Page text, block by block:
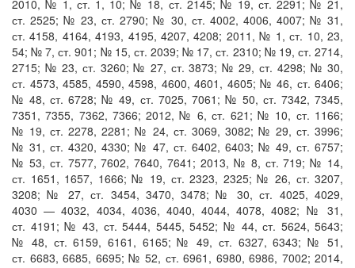
2010, № 1, ст. 1, 10; № 18, ст. 2145; № 19, ст. 2291; № 21,
ст. 2525; № 23, ст. 2790; № 30, ст. 4002, 4006, 4007; № 31,
ст. 4158, 4164, 4193, 4195, 4207, 4208; 2011, № 1, ст. 10, 23,
54; № 7, ст. 901; № 15, ст. 2039; № 17, ст. 2310; № 19, ст. 2714,
2715; № 23, ст. 3260; № 27, ст. 3873; № 29, ст. 4298; № 30,
ст. 4573, 4585, 4590, 4598, 4600, 4601, 4605; № 46, ст. 6406;
№ 48, ст. 6728; № 49, ст. 7025, 7061; № 50, ст. 7342, 7345,
7351, 7355, 7362, 7366; 2012, № 6, ст. 621; № 10, ст. 1166;
№ 19, ст. 2278, 2281; № 24, ст. 3069, 3082; № 29, ст. 3996;
№ 31, ст. 4320, 4330; № 47, ст. 6402, 6403; № 49, ст. 6757;
№ 53, ст. 7577, 7602, 7640, 7641; 2013, № 8, ст. 719; № 14,
ст. 1651, 1657, 1666; № 19, ст. 2323, 2325; № 26, ст. 3207,
3208; № 27, ст. 3454, 3470, 3478; № 30, ст. 4025, 4029,
4030 — 4032, 4034, 4036, 4040, 4044, 4078, 4082; № 31,
ст. 4191; № 43, ст. 5444, 5445, 5452; № 44, ст. 5624, 5643;
№ 48, ст. 6159, 6161, 6165; № 49, ст. 6327, 6343; № 51,
ст. 6683, 6685, 6695; № 52, ст. 6961, 6980, 6986, 7002; 2014,